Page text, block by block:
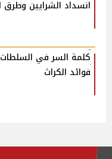
انسداد الشرايين وطرق
كلمة السر في
فوائد الكراث